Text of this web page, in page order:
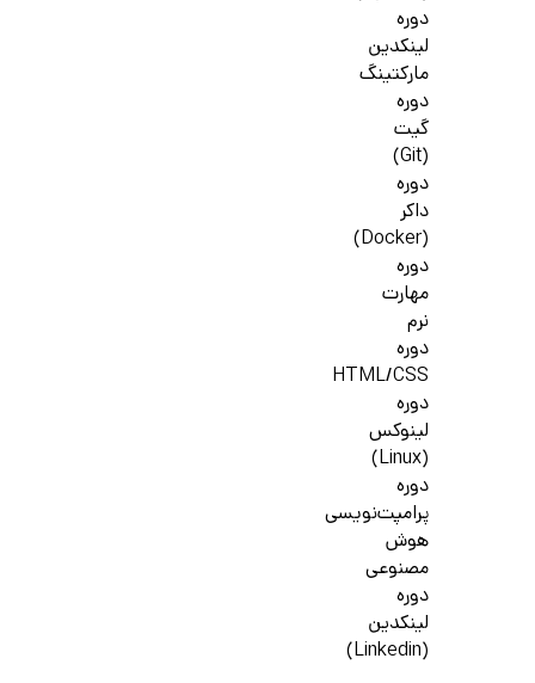
دوره
لینکدین
مارکتینگ
دوره
گیت
(Git)
دوره
داکر
(Docker)
دوره
مهارت
نرم
دوره
HTML/CSS
دوره
لینوکس
(Linux)
دوره
پرامپت‌نویسی
هوش
مصنوعی
دوره
لینکدین
(Linkedin)